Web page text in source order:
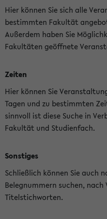
Hier können Sie sich alle
bestimmten Fakultät
Außerdem haben Sie
Fakultäten geöffnete
Zeiten
Hier können Sie
Tagen und zu bestimmten
sinnvoll ist diese Suche in
Fakultät und Studienfach.
Sonstiges
Schließlich können Sie auch
Belegnummern suchen,
Titelstichworten.